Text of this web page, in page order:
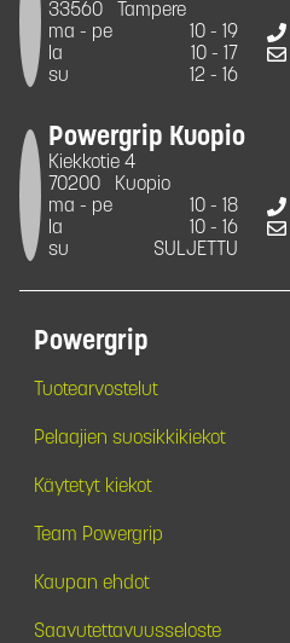
33560
Tampere
ma - pe
10 - 19
la
10 - 17
su
12 - 16
Powergrip Kuopio
Kiekkotie 4
70200
Kuopio
ma - pe
10 - 18
la
10 - 16
su
SULJETTU
Powergrip
Tuotearvostelut
Pelaajien suosikkikiekot
Käytetyt kiekot
Team Powergrip
Kaupan ehdot
Saavutettavuusseloste